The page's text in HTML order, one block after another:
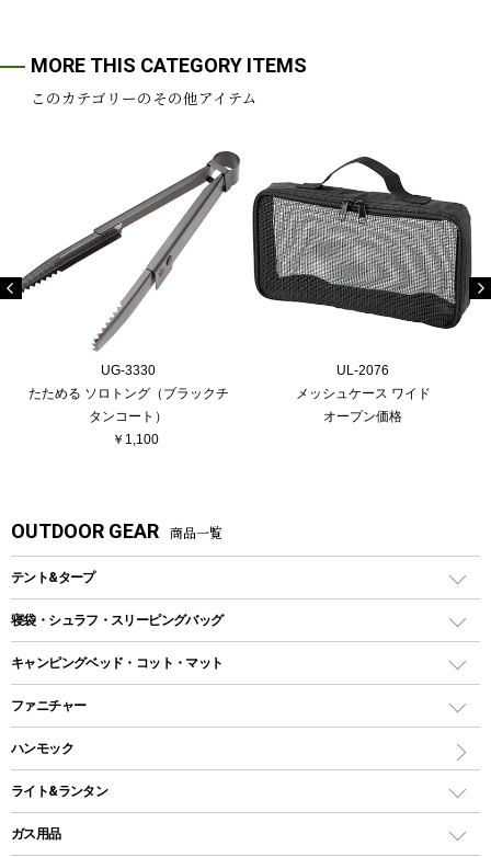
MORE THIS CATEGORY ITEMS
このカテゴリーのその他アイテム
UG-3330
たためる ソロトング（ブラックチ
タンコート）
￥1,100
UL-2076
メッシュケース ワイド
オープン価格
OUTDOOR GEAR 商品一覧
テント&タープ
テント
ツールームテント
ワンポールテント
シェルターテント
ロッジ型・オリジナルテント
寝袋・シュラフ・スリーピングバッグ
レクタングラー型（封筒型）シュラフ
インナーシュラフ
キャンピングベッド・コット・マット
キャンピングベッド・コット
インフレータブルマット
ファニチャー
アウトドアテーブル
レジャーシート
ハンモック
ライト&ランタン
LEDランタン
ガス用品